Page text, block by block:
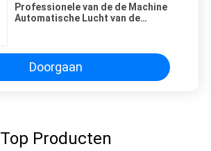
Professionele van de de Machine
Automatische Lucht van de
Doorgaan
Top Producten